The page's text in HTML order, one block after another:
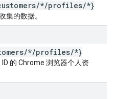
/*/profiles/*}
集的数据。
/*/profiles/*}
的 Chrome 浏览器个人资